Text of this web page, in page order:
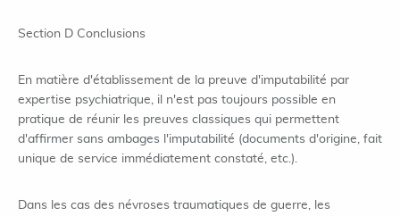
Section D Conclusions
En matière d'établissement de la preuve d'imputabilité par
expertise psychiatrique, il n'est pas toujours possible en
pratique de réunir les preuves classiques qui permettent
d'affirmer sans ambages l'imputabilité (documents d'origine, fait
unique de service immédiatement constaté, etc.).
Dans les cas des névroses traumatiques de guerre, les